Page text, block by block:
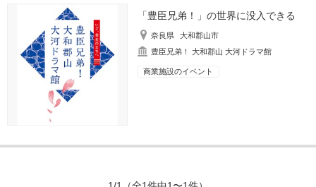
「豊臣兄弟！」の世界に没入できる
奈良県
大和郡山市
豊臣兄弟！ 大和郡山 大河ドラマ館
商業施設のイベント